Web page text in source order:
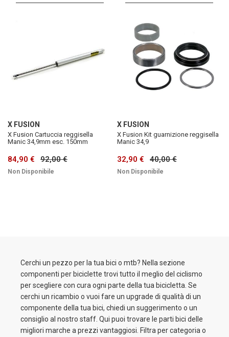
X FUSION
X Fusion Cartuccia reggisella
Manic 34,9mm esc. 150mm
84,90 € 92,00 €
Non Disponibile
X FUSION
X Fusion Kit guarnizione reggisella
Manic 34,9
32,90 € 40,00 €
Non Disponibile
Cerchi un pezzo per la tua bici o mtb? Nella sezione
componenti per biciclette trovi tutto il meglio del ciclismo
per scegliere con cura ogni parte della tua bicicletta. Se
cerchi un ricambio o vuoi fare un upgrade di qualità di un
componente della tua bici, chiedi un suggerimento o un
consiglio al nostro staff. Qui puoi trovare le parti bici delle
migliori marche a prezzi vantaggiosi. Filtra per categoria o